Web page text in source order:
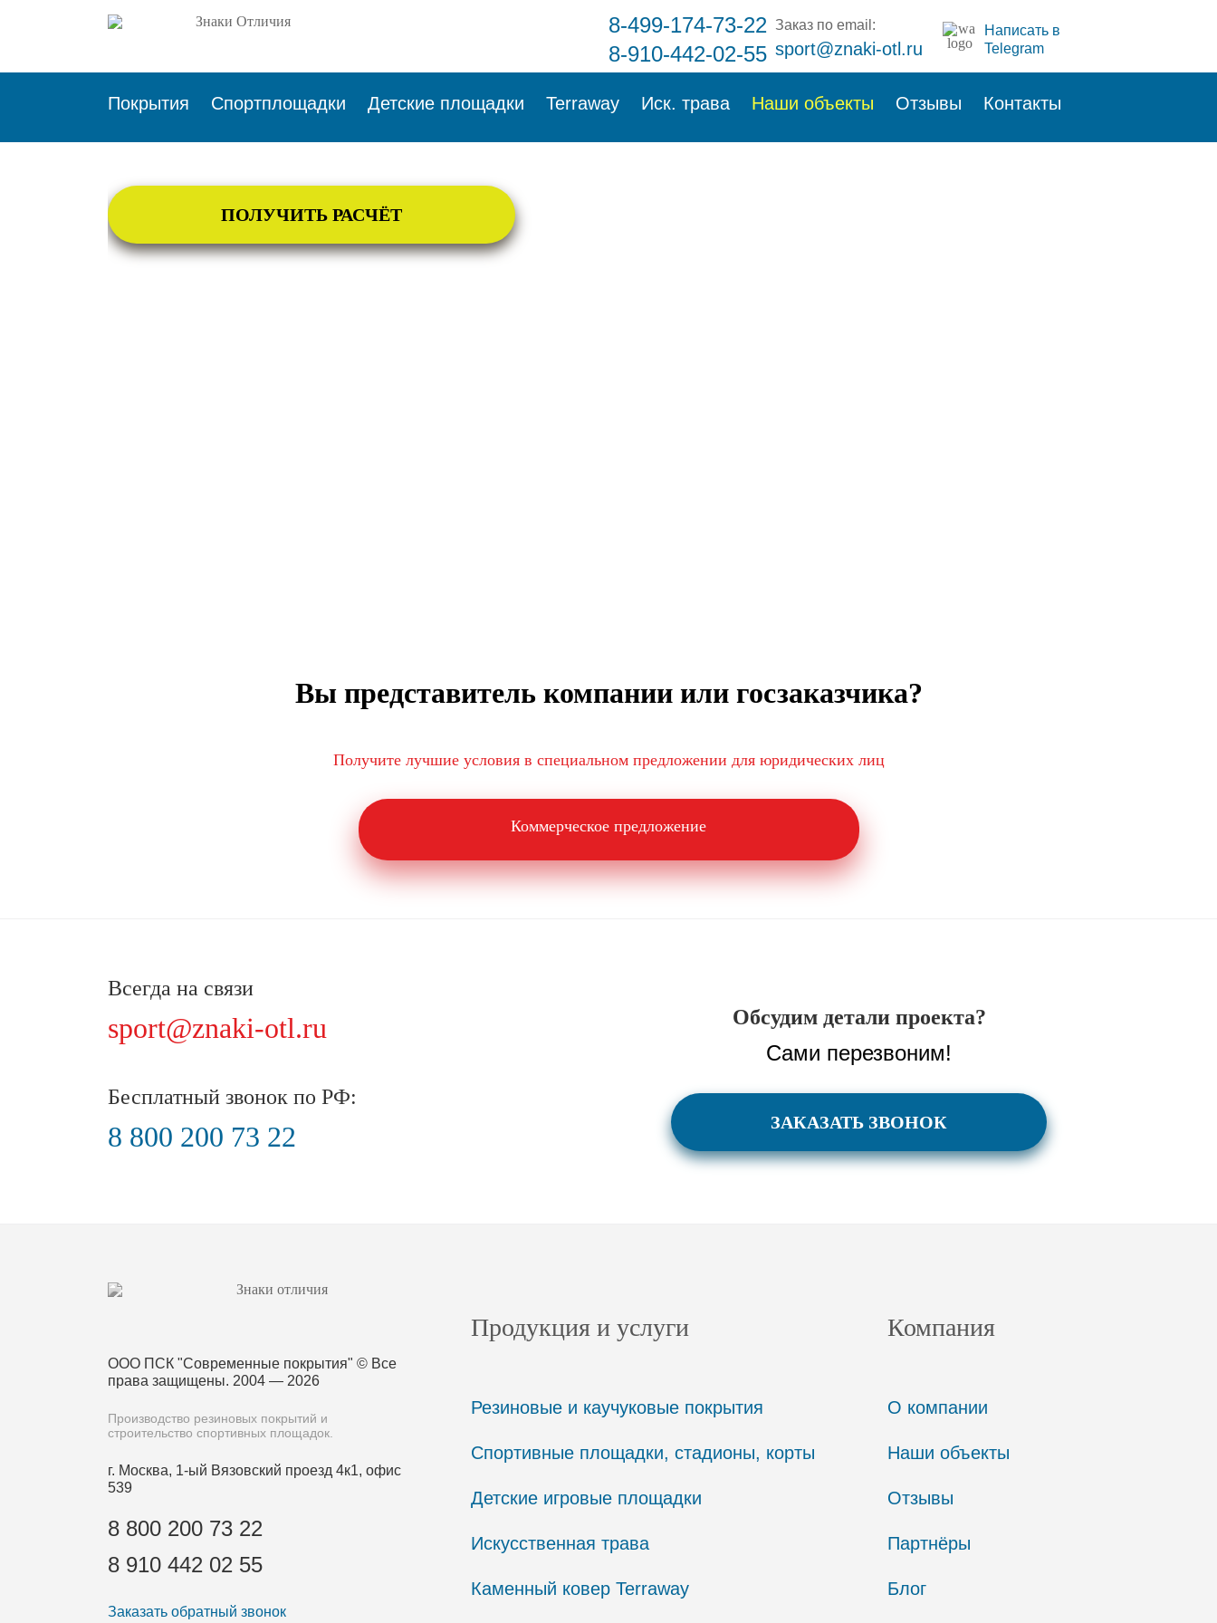
8-499-174-73-22
8-910-442-02-55
Заказ по email:
sport@znaki-otl.ru
Написать в
Telegram
Покрытия Спортплощадки Детские площадки Terraway Иск. трава Наши объекты Отзывы Контакты
ПОЛУЧИТЬ РАСЧЁТ
Вы представитель компании или госзаказчика?
Получите лучшие условия в специальном предложении для юридических лиц
Коммерческое предложение
Всегда на связи
sport@znaki-otl.ru
Бесплатный звонок по РФ:
8 800 200 73 22
Обсудим детали проекта?
Сами перезвоним!
ЗАКАЗАТЬ ЗВОНОК
ООО ПСК "Современные покрытия" © Все
права защищены. 2004 — 2026
Производство резиновых покрытий и
строительство спортивных площадок.
г. Москва, 1-ый Вязовский проезд 4к1, офис
539
8 800 200 73 22
8 910 442 02 55
Заказать обратный звонок
Продукция и услуги
Резиновые и каучуковые покрытия
Спортивные площадки, стадионы, корты
Детские игровые площадки
Искусственная трава
Каменный ковер Terraway
Компания
О компании
Наши объекты
Отзывы
Партнёры
Блог